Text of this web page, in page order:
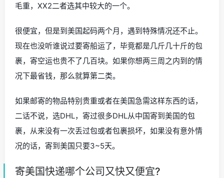
毛重，XX2二者选其中较大的一个。
很便宜，但是到美国起码两个月，遇到特殊情况还不止。
现在也没听谁说过要寄船运了，毕竟都是几斤几十斤的包
裹，寄空运也贵不了几百块。如果你想两三周之内到的情
况下最省钱，那么就算第二类。
如果邮寄的物品特别贵重或者在美国急需这样东西的话，
二话不说，选DHL，寄过很多DHL从中国寄到美国的包
裹，从来没有一次丢过包或者包裹损坏，如果没有意外情
况的话，寄到美国只要3~5天。
寄美国快递哪个公司又快又便宜?